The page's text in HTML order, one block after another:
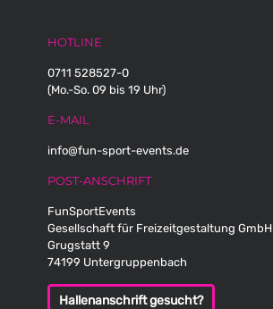
HOTLINE
0711 528527-0
(Mo.-So. 09 bis 19 Uhr)
E-MAIL
info@fun-sport-events.de
POST-ANSCHRIFT
FunSportEvents
Gesellschaft für Freizeitgestaltung GmbH
Grugstatt 9
74199 Untergruppenbach
Hallenanschrift gesucht?